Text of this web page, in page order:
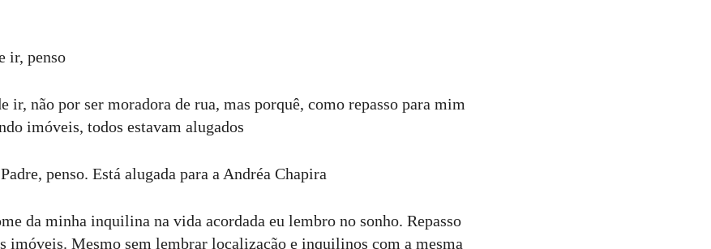
ir, penso
ir, não por ser moradora de rua, mas porquê, como repasso para mim
imóveis, todos estavam alugados
penso. Está alugada para a Andréa Chapira
da minha inquilina na vida acordada eu lembro no sonho. Repasso
imóveis. Mesmo sem lembrar localização e inquilinos com a mesma